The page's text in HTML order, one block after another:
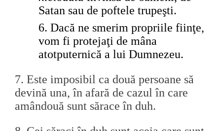
Satan sau de poftele trupeşti.
6. Dacă ne smerim propriile fiinţe,
vom fi protejaţi de mâna
atotputernică a lui Dumnezeu.
7. Este imposibil ca două persoane să
devină una, în afară de cazul în care
amândouă sunt sărace în duh.